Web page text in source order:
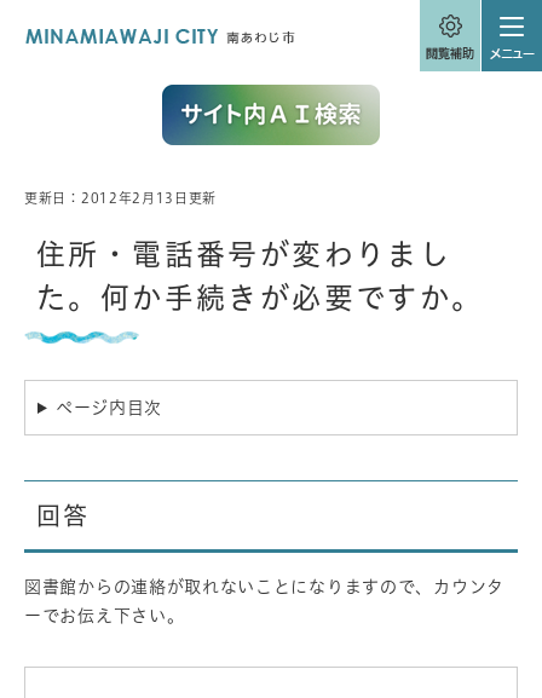
本
更新日：2012年2月13日更新
住所・電話番号が変わりまし
た。何か手続きが必要ですか。
ページ内目次
回答
図書館からの連絡が取れないことになりますので、カウンタ
ーでお伝え下さい。